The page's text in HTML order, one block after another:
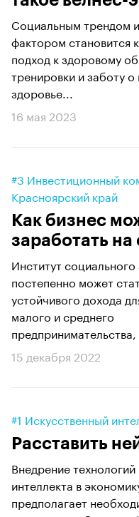
Социальным трендом
фактором становится
подход к здоровому
тренировки и заботу
здоровье...
16 мая 2023
#3 Инвестиционный
Красноярский край
Как бизнес
заработать на
Институт социального
постепенно может
устойчивого дохода
малого и среднего
15 декабря 2022
#1 Искусственный
Расставить
Внедрение технологий
интеллекта в
предполагает